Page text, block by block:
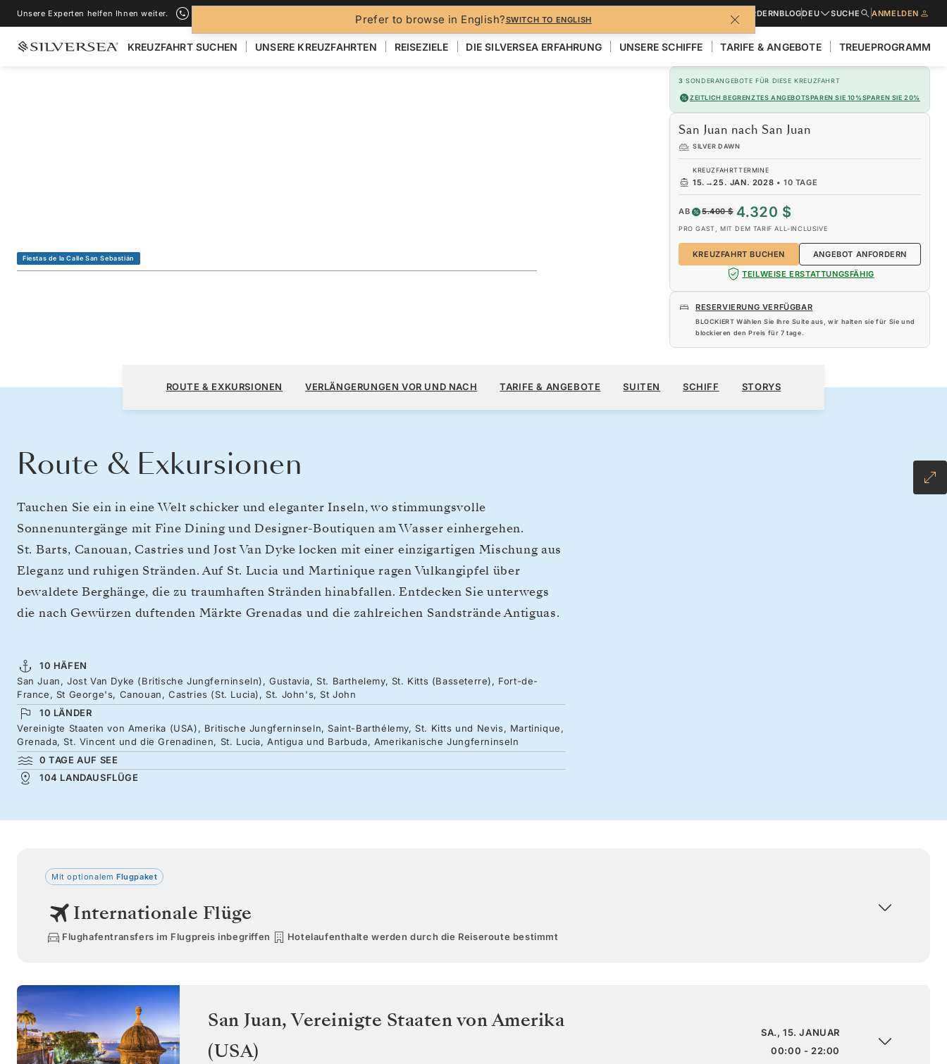
Prefer to browse in English?SWITCH TO ENGLISH
Unsere Experten helfen Ihnen weiter. ANGEBOT ANFORDERNBLOGDEU SUCHE ANMELDEN
KREUZFAHRT SUCHEN UNSERE KREUZFAHRTEN REISEZIELE DIE SILVERSEA ERFAHRUNG UNSERE SCHIFFE TARIFE & ANGEBOTE TREUEPROGRAMM
Fiestas de la Calle San Sebastián
3 SONDERANGEBOTE FÜR DIESE KREUZFAHRT
ZEITLICH BEGRENZTES ANGEBOTSPAREN SIE 10%SPAREN SIE 20%
San Juan nach San Juan
SILVER DAWN
KREUZFAHRTTERMINE
15. →25. JAN. 2028 •10 TAGE
AB 5.400 $ 4.320 $
PRO GAST, MIT DEM TARIF ALL-INCLUSIVE
KREUZFAHRT BUCHEN
ANGEBOT ANFORDERN
TEILWEISE ERSTATTUNGSFÄHIG
RESERVIERUNG VERFÜGBAR
BLOCKIERT Wählen Sie Ihre Suite aus, wir halten sie für Sie und
blockieren den Preis für 7 tage.
San Juan nach San Juan
10 TAGE
PRO GAST, MIT DEM TARIF ALL-INCLUSIVE
KREUZFAHRT BUCHEN
ROUTE & EXKURSIONEN VERLÄNGERUNGEN VOR UND NACH TARIFE & ANGEBOTE SUITEN SCHIFF STORYS
Route & Exkursionen
Tauchen Sie ein in eine Welt schicker und eleganter Inseln, wo stimmungsvolle
Sonnenuntergänge mit Fine Dining und Designer-Boutiquen am Wasser einhergehen.
St. Barts, Canouan, Castries und Jost Van Dyke locken mit einer einzigartigen Mischung aus
Eleganz und ruhigen Stränden. Auf St. Lucia und Martinique ragen Vulkangipfel über
bewaldete Berghänge, die zu traumhaften Stränden hinabfallen. Entdecken Sie unterwegs
die nach Gewürzen duftenden Märkte Grenadas und die zahlreichen Sandstrände Antiguas.
10 HÄFEN
San Juan, Jost Van Dyke (Britische Jungferninseln), Gustavia, St. Barthelemy, St. Kitts (Basseterre), Fort-de-
France, St George's, Canouan, Castries (St. Lucia), St. John's, St John
10 LÄNDER
Vereinigte Staaten von Amerika (USA), Britische Jungferninseln, Saint-Barthélemy, St. Kitts und Nevis, Martinique,
Grenada, St. Vincent und die Grenadinen, St. Lucia, Antigua und Barbuda, Amerikanische Jungferninseln
0 TAGE AUF SEE
104 LANDAUSFLÜGE
Mit optionalem Flugpaket
Internationale Flüge
Flughafentransfers im Flugpreis inbegriffen Hotelaufenthalte werden durch die Reiseroute bestimmt
San Juan,Vereinigte Staaten von Amerika
(USA)
SA., 15. JANUAR
00:00 - 22:00